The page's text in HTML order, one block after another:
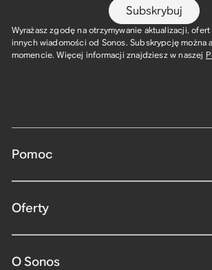
Subskrybuj
Wyrażasz zgodę na otrzymywanie aktualizacji,
innych wiadomości od Sonos. Subskrypcję można
momencie. Więcej informacji znajdziesz w naszej
Pomoc
Oferty
O Sonos